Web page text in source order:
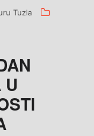
Tuzla
U